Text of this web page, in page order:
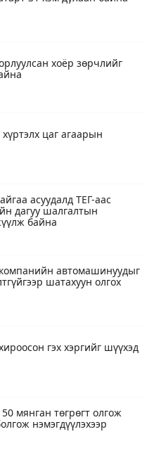
хоёр зөрчлийг
цаг агаарын
асуудалд ТЕГ-аас
дагуу шалгалтын
байна
автомашинуудыг
шатахуун олгох
гэх хэргийг шүүхэд
мянган төгрөгт олгож
нэмэгдүүлэхээр